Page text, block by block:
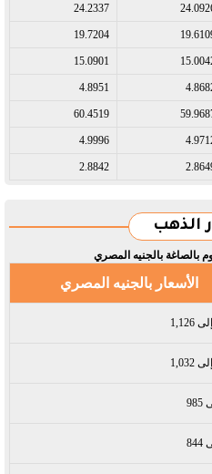
24.2337
19.7204
15.0901
4.8951
60.4519
4.9996
2.8842
الذهب
بالصاغة بالجنيه المصري
الأسعار بالجنيه المصري